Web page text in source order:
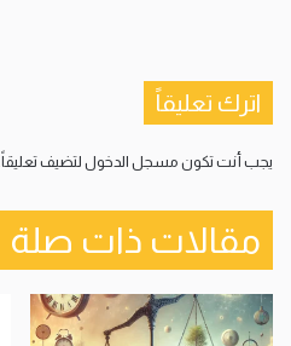
اترك تعليقاً
يجب أنت تكون مسجل الدخول لتضيف تعليقاً.
مقالات ذات صلة